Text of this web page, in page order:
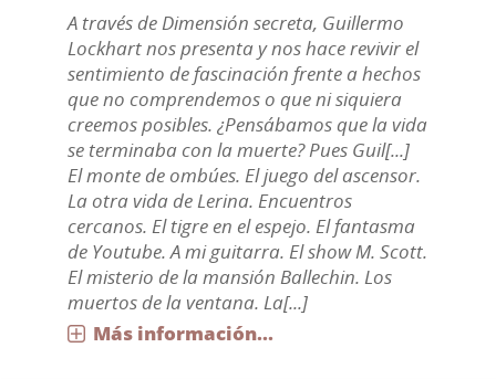
A través de Dimensión secreta, Guillermo
Lockhart nos presenta y nos hace revivir el
sentimiento de fascinación frente a hechos
que no comprendemos o que ni siquiera
creemos posibles. ¿Pensábamos que la vida
se terminaba con la muerte? Pues Guil[...]
El monte de ombúes. El juego del ascensor.
La otra vida de Lerina. Encuentros
cercanos. El tigre en el espejo. El fantasma
de Youtube. A mi guitarra. El show M. Scott.
El misterio de la mansión Ballechin. Los
muertos de la ventana. La[...]
Más información...